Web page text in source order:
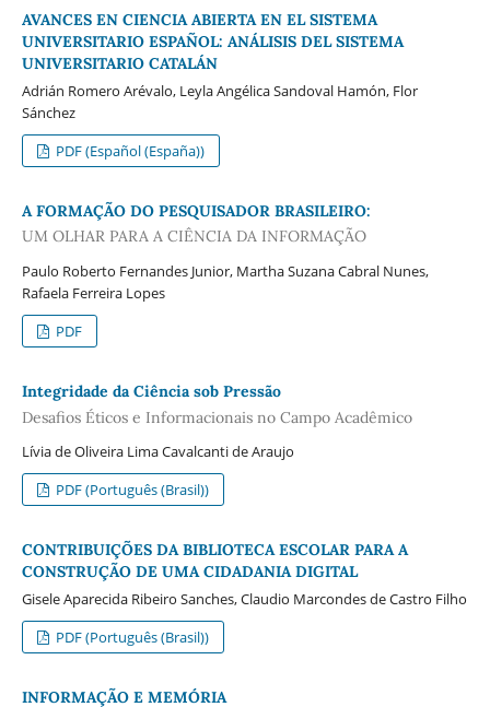
AVANCES EN CIENCIA ABIERTA EN EL SISTEMA
UNIVERSITARIO ESPAÑOL: ANÁLISIS DEL SISTEMA
UNIVERSITARIO CATALÁN
Adrián Romero Arévalo, Leyla Angélica Sandoval Hamón, Flor
Sánchez
PDF (Español (España))
A FORMAÇÃO DO PESQUISADOR BRASILEIRO:
UM OLHAR PARA A CIÊNCIA DA INFORMAÇÃO
Paulo Roberto Fernandes Junior, Martha Suzana Cabral Nunes,
Rafaela Ferreira Lopes
PDF
Integridade da Ciência sob Pressão
Desafios Éticos e Informacionais no Campo Acadêmico
Lívia de Oliveira Lima Cavalcanti de Araujo
PDF (Português (Brasil))
CONTRIBUIÇÕES DA BIBLIOTECA ESCOLAR PARA A
CONSTRUÇÃO DE UMA CIDADANIA DIGITAL
Gisele Aparecida Ribeiro Sanches, Claudio Marcondes de Castro Filho
PDF (Português (Brasil))
INFORMAÇÃO E MEMÓRIA